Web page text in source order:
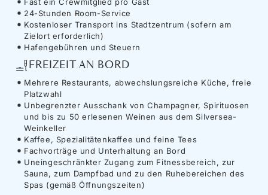
24-Stunden Room-Service
Kostenloser Transport ins Stadtzentrum (sofern am
Zielort erforderlich)
Hafengebühren und Steuern
FREIZEIT AN BORD
Mehrere Restaurants, abwechslungsreiche Küche, freie
Platzwahl
Unbegrenzter Ausschank von Champagner, Spirituosen
und bis zu 50 erlesenen Weinen aus dem Silversea-
Weinkeller
Kaffee, Spezialitätenkaffee und feine Tees
Fachvorträge und Unterhaltung an Bord
Uneingeschränkter Zugang zum Fitnessbereich, zur
Sauna, zum Dampfbad und zu den Ruhebereichen des
Spas (gemäß Öffnungszeiten)